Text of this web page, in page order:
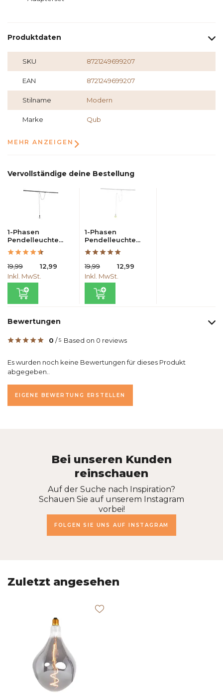
Produktdaten
SKU 8721249699207
EAN 8721249699207
Stilname Modern
Marke Qub
MEHR ANZEIGEN
Vervollständige deine Bestellung
1-Phasen
Pendelleuchte...
19,99
12,99
Inkl. MwSt.
1-Phasen
Pendelleuchte...
19,99
12,99
Inkl. MwSt.
Bewertungen
0 /5 Based on 0 reviews
Es wurden noch keine Bewertungen für dieses Produkt
abgegeben..
EIGENE BEWERTUNG ERSTELLEN
Bei unseren Kunden
reinschauen
Auf der Suche nach Inspiration?
Schauen Sie auf unserem Instagram
vorbei!
FOLGEN SIE UNS AUF INSTAGRAM
Zuletzt angesehen